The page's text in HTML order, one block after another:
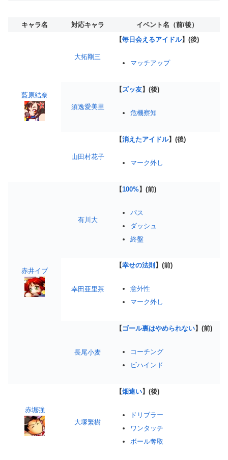
キャラ名 対応キャラ イベント名（前/後）
藍原結奈
大拓剛三
【毎日会えるアイドル】(後)
マッチアップ
須逸愛美里
【ズッ友】(後)
危機察知
山田村花子
【消えたアイドル】(後)
マーク外し
赤井イブ
有川大
【100%】(前)
パス
ダッシュ
終盤
幸田亜里茶
【幸せの法則 】(前)
意外性
マーク外し
長尾小麦
【ゴール裏はやめられない】(前)
コーチング
ビハインド
赤堀強
大塚繁樹
【畑違い】(後)
ドリブラー
ワンタッチ
ボール奪取